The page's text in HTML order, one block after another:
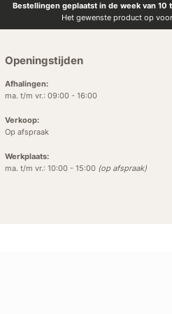
Bestellingen geplaatst in de week van
Het gewenste product op
Openingstijden
Afhalingen:
ma. t/m vr.: 09:00 - 16:00
Verkoop:
Op afspraak
Werkplaats:
ma. t/m vr.: 10:00 - 15:00 (op afspraak)